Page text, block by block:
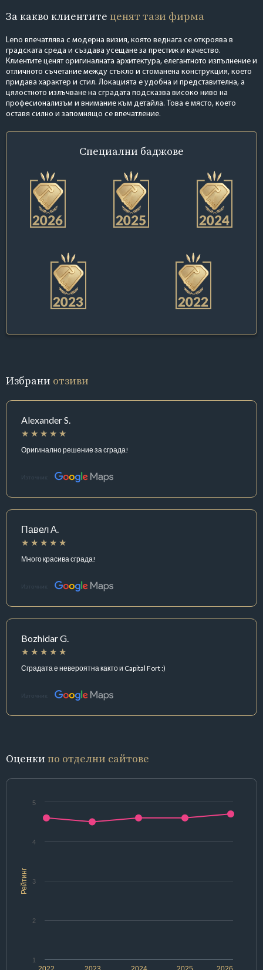
За какво клиентите ценят тази фирма
Leno впечатлява с модерна визия, която веднага се откроява в
градската среда и създава усещане за престиж и качество.
Клиентите ценят оригиналната архитектура, елегантното изпълнение и
отличното съчетание между стъкло и стоманена конструкция, което
придава характер и стил. Локацията е удобна и представителна, а
цялостното излъчване на сградата подсказва високо ниво на
професионализъм и внимание към детайла. Това е място, което
оставя силно и запомнящо се впечатление.
Специални баджове
Избрани отзиви
Alexander S.
Оригинално решение за сграда!
Източник:
Павел А.
Много красива сграда!
Източник:
Bozhidar G.
Сградата е невероятна както и Capital Fort :)
Източник:
Оценки по отделни сайтове
Рейтинг
1
2
3
4
5